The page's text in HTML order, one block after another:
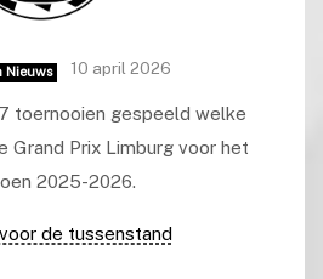
Nieuws 10 april 2026
toernooien gespeeld welke
Grand Prix Limburg voor het
2025-2026.
de tussenstand